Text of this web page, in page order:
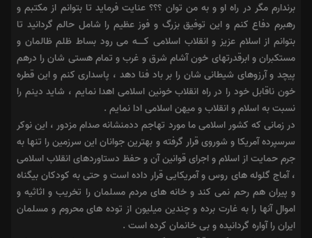
برندارم مگر در راه او و به من توان ؟؟؟ عنایت فرماید تا بتوانم از مکتبم و
رهبرم دفاع کنم و این توفیق بزرگ و فوز عظیم را شامل حالم گردانید تا
بتوانم از اسلام عزیز و انقلاب اسلامى کـــــه مى رود بساط ظلم ظالمان و
مستکبران و ابرقدرتهاى خون آشام شرق و غرب و تمام هستى شان را درهم
پیچد و آرزوهاى شیطانى شان را بر باد فنا دهد ، پاسدارى کنم و این قطره
خون ناقابل خود را در راه انقلاب خونین اسلامى اهدا نمایم ، شاید دینم را
نسبت به اسلام و انقلاب و میهن اسلامى ادا نمایم .
در زمانى که کشور اسلامى ما مورد تهاجم ددمنشانه صدام مزدور ، این نوکر
سرسپرده آمریکا و شوروى قرار گرفته و بهترین جوانان این سرزمین را تنها به
جرم حمایت از اسلام و اجراى قوانین آن و حفظ دستاوردهاى انقلاب اسلامى
، آماج گلوله هاى روس و آمریکایى قرار داده است و حتى به کودکان بیگناه
و پیران هم رحم نمى کند و خانه هاى مردم مسلمان را تخریب و اثاثیه و
اموال آنها را به غارت برده و چندین میلیون از توده هاى محروم و مسلمان
ایران را آواره گردانیده و بى خانمان کرده است .